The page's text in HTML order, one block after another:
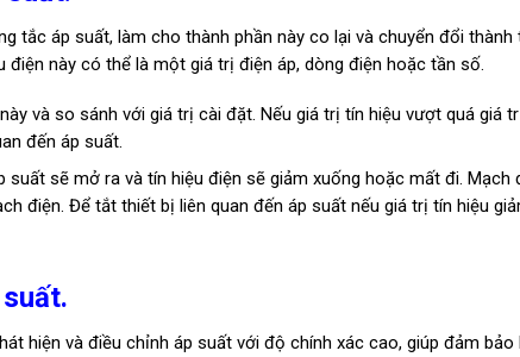
tắc áp suất, làm cho thành phần này co lại và chuyển đổi thành
này có thể là một giá trị điện áp, dòng điện hoặc tần số.
và so sánh với giá trị cài đặt. Nếu giá trị tín hiệu vượt quá giá
đến áp suất.
suất sẽ mở ra và tín hiệu điện sẽ giảm xuống hoặc mất đi. Mạch
điện. Để tắt thiết bị liên quan đến áp suất nếu giá trị tín hiệu
hiện và điều chỉnh áp suất với độ chính xác cao, giúp đảm bảo